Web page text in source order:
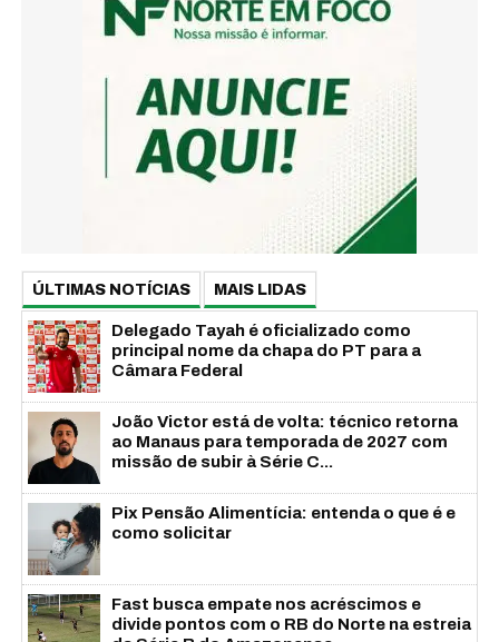
ÚLTIMAS NOTÍCIAS MAIS LIDAS
Delegado Tayah é oficializado como
principal nome da chapa do PT para a
Câmara Federal
João Victor está de volta: técnico retorna
ao Manaus para temporada de 2027 com
missão de subir à Série C...
Pix Pensão Alimentícia: entenda o que é e
como solicitar
Fast busca empate nos acréscimos e
divide pontos com o RB do Norte na estreia